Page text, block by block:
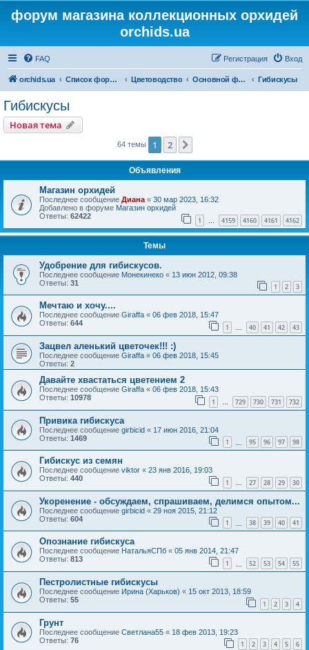
форум магазина коллекционных орхидей
orchids.ua
FAQ Вход
Регистрация
orchids.ua Список форумов Цветоводство Основной форум Гибискусы
Гибискусы
Новая тема
64 темы 1 2
Объявления
Магазин орхидей
Последнее сообщение Диана « 30 мар 2023, 16:32
Добавлено в форуме Магазин орхидей
Ответы: 62422 1 … 4159 4160 4161 4162
Темы
Удобрение для гибискусов.
Последнее сообщение Монекинеко « 13 июн 2012, 09:38
Ответы: 31 1 2 3
Мечтаю и хочу....
Последнее сообщение Giraffa « 06 фев 2018, 15:47
Ответы: 644 1 … 40 41 42 43
Зацвел аленький цветочек!!! :)
Последнее сообщение Giraffa « 06 фев 2018, 15:45
Ответы: 2
Давайте хвастаться цветением 2
Последнее сообщение Giraffa « 06 фев 2018, 15:43
Ответы: 10978 1 … 729 730 731 732
Привика гибискуса
Последнее сообщение girbicid « 17 июн 2016, 21:04
Ответы: 1469 1 95 96 97 98
Гибискус из семян
Последнее сообщение viktor « 23 янв 2016, 19:03
Ответы: 440 1 … 27 28 29 30
Укоренение - обсуждаем, спрашиваем, делимся опытом...
Последнее сообщение girbicid « 29 ноя 2015, 21:12
Ответы: 604 1 38 39 40 41
Опознание гибискуса
Последнее сообщение НатальяСПб « 05 янв 2014, 21:47
Ответы: 813 1 52 53 54 55
Пестролистные гибискусы
Последнее сообщение Ирина (Харьков) « 15 окт 2013, 18:59
Ответы: 55 1 2 3 4
Грунт
Последнее сообщение Светлана55 « 18 фев 2013, 19:23
Ответы: 76 1 2 3 4 5 6